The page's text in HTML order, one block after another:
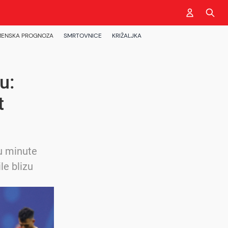
PROGNOZA SMRTOVNICE KRIŽALJKA
minute
blizu